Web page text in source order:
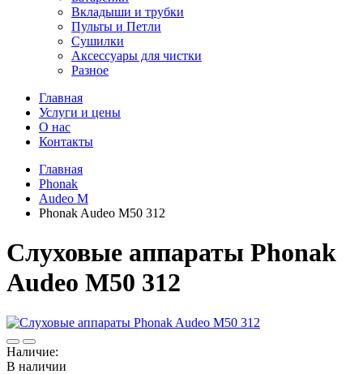
Вкладыши и трубки
Пульты и Петли
Сушилки
Аксессуары для чистки
Разное
Главная
Услуги и цены
О нас
Контакты
Главная
Phonak
Audeo M
Phonak Audeo M50 312
Слуховые аппараты Phonak
Audeo M50 312
Наличие:
В наличии